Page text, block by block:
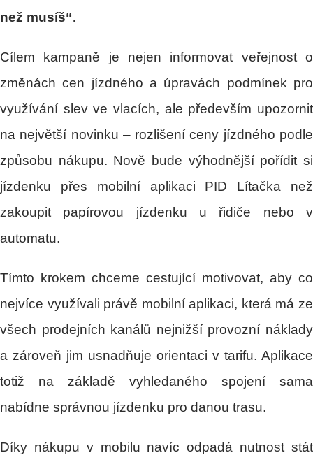
než musíš“.
Cílem kampaně je nejen informovat veřejnost o
změnách cen jízdného a úpravách podmínek pro
využívání slev ve vlacích, ale především upozornit
na největší novinku – rozlišení ceny jízdného podle
způsobu nákupu. Nově bude výhodnější pořídit si
jízdenku přes mobilní aplikaci PID Lítačka než
zakoupit papírovou jízdenku u řidiče nebo v
automatu.
Tímto krokem chceme cestující motivovat, aby co
nejvíce využívali právě mobilní aplikaci, která má ze
všech prodejních kanálů nejnižší provozní náklady
a zároveň jim usnadňuje orientaci v tarifu. Aplikace
totiž na základě vyhledaného spojení sama
nabídne správnou jízdenku pro danou trasu.
Díky nákupu v mobilu navíc odpadá nutnost stát